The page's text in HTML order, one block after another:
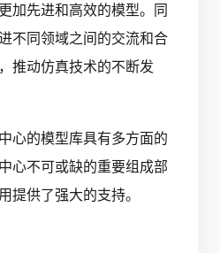
加先进和高效的模型。同
不同领域之间的交流和合
推动仿真技术的不断发
心的模型库具有多方面的
心不可或缺的重要组成部
提供了强大的支持。‍